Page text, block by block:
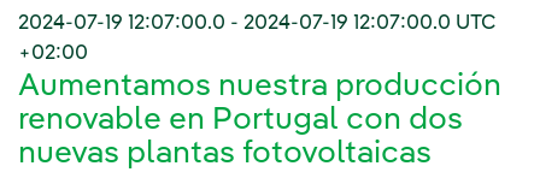
2024-07-19 12:07:00.0 - 2024-07-19 12:07:00.0 UTC
+02:00
Aumentamos nuestra producción
renovable en Portugal con dos
nuevas plantas fotovoltaicas